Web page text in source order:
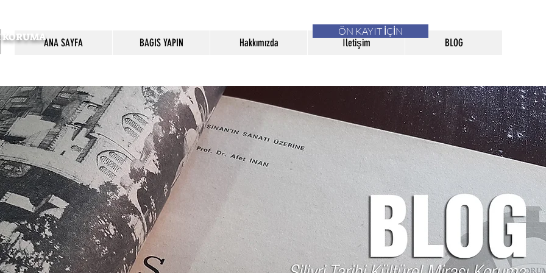
KORUMA
ÖN KAYIT İÇİN
ANA SAYFA BAGIS YAPIN Hakkımızda İletişim BLOG